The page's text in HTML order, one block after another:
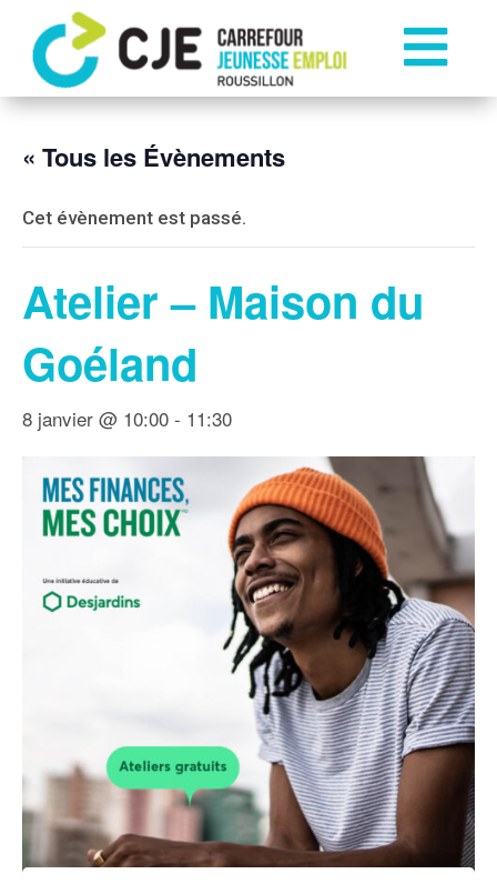

« Tous les Évènements
Cet évènement est passé.
Atelier – Maison du
Goéland
8 janvier @ 10:00 - 11:30